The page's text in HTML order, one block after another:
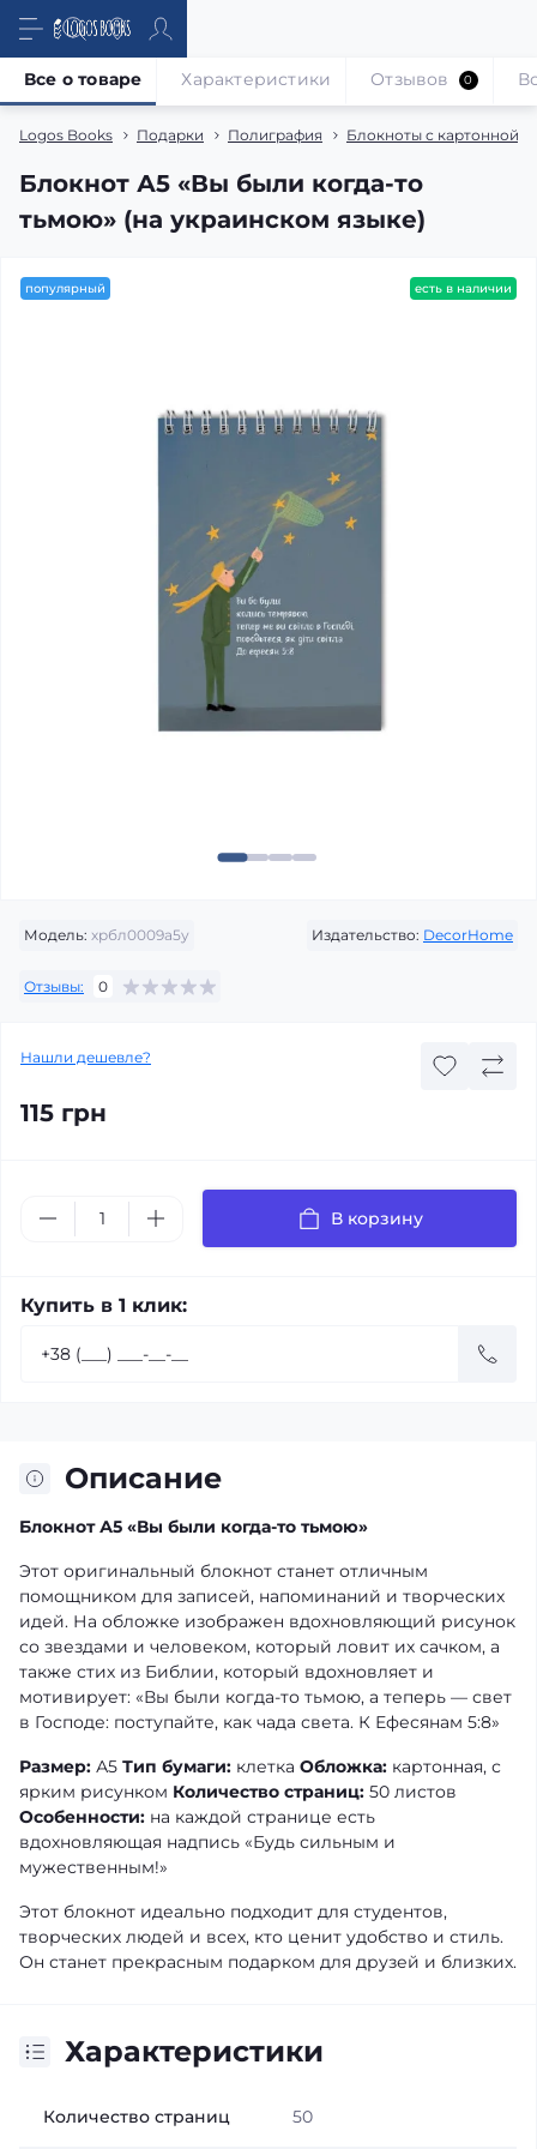
Logos Books Подарки Полиграфия Блокноты с картонной
Блокнот А5 «Вы были когда-то
тьмою» (на украинском языке)
Все о товаре Характеристики Отзывов 0
популярный есть в наличии
Модель: хрбл0009а5у Издательство: DecorHome
Отзывы: 0
Нашли дешевле?
115 грн
В корзину
Купить в 1 клик:
Описание
Блокнот А5 «Вы были когда-то тьмою»
Этот оригинальный блокнот станет отличным
помощником для записей, напоминаний и творческих
идей. На обложке изображен вдохновляющий рисунок
со звездами и человеком, который ловит их сачком, а
также стих из Библии, который вдохновляет и
мотивирует: «Вы были когда-то тьмою, а теперь — свет
в Господе: поступайте, как чада света. К Ефесянам 5:8»
Размер: А5 Тип бумаги: клетка Обложка: картонная, с
ярким рисунком Количество страниц: 50 листов
Особенности: на каждой странице есть
вдохновляющая надпись «Будь сильным и
мужественным!»
Этот блокнот идеально подходит для студентов,
творческих людей и всех, кто ценит удобство и стиль.
Он станет прекрасным подарком для друзей и близких.
Характеристики
Количество страниц 50